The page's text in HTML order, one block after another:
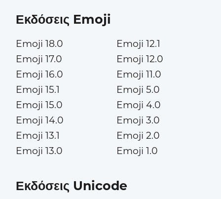
Εκδόσεις Emoji
Emoji 18.0
Emoji 17.0
Emoji 16.0
Emoji 15.1
Emoji 15.0
Emoji 14.0
Emoji 13.1
Emoji 13.0
Emoji 12.1
Emoji 12.0
Emoji 11.0
Emoji 5.0
Emoji 4.0
Emoji 3.0
Emoji 2.0
Emoji 1.0
Εκδόσεις Unicode